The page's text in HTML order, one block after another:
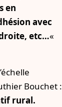
en
avec
etc…«
Bouchet :
rural.